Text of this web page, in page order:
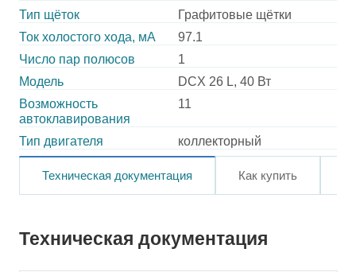
Тип щёток
Графитовые щётки
Ток холостого хода, мА
97.1
Число пар полюсов
1
Модель
DCX 26 L, 40 Вт
Возможность
автоклавирования
11
Тип двигателя коллекторный
Техническая документация Как купить
Техническая документация